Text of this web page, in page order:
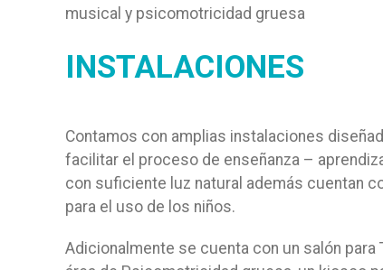
musical y psicomotricidad gruesa
INSTALACIONES
Contamos con amplias instalaciones
facilitar el proceso de enseñanza –
con suficiente luz natural además cuentan
para el uso de los niños.
Adicionalmente se cuenta con un salón